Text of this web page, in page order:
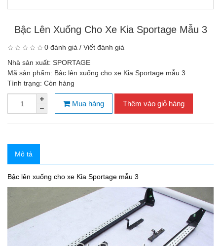
Bậc Lên Xuống Cho Xe Kia Sportage Mẫu 3
0 đánh giá / Viết đánh giá
Nhà sản xuất: SPORTAGE
Mã sản phẩm: Bậc lên xuống cho xe Kia Sportage mẫu 3
Tình trạng: Còn hàng
Mua hàng Thêm vào giỏ hàng
Mô tả
Bậc lên xuống cho xe Kia Sportage mẫu 3